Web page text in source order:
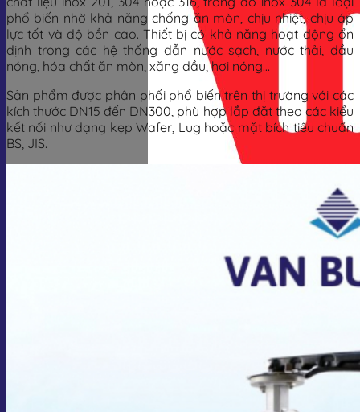
phổ biến nhờ khả năng chống ăn mòn, chịu nhiệt, chịu áp
lực tốt và độ bền cao. Thiết bị có khả năng hoạt động ổn
định trong các hệ thống dẫn nước sạch, nước thải, dầu
nóng, hóa chất ăn mòn, xăng dầu, hơi nóng…
Sản phẩm được phân phối phổ biến trên thị trường với các
kích thước DN15 đến DN300, phù hợp lắp đặt theo các kiểu
kết nối như dạng kẹp Wafer, Lug hoặc mặt bích tiêu chuẩn
BS, JIS.